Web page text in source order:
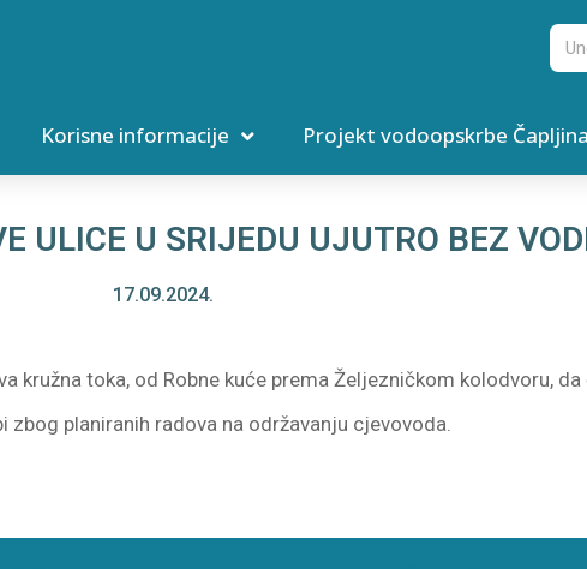
Korisne informacije Projekt vodoopskrbe Čapljina
ULICE U SRIJEDU UJUTRO BEZ
17.09.2024.
kružna toka, od Robne kuće prema Željezničkom kolodvoru,
planiranih radova na održavanju cjevovoda.